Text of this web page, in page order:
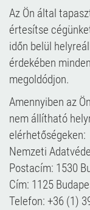
Az Ön által
értesítse
időn belül
érdekében
megoldódjon.
Amennyiben az
nem állítható
elérhetőségeken:
Nemzeti
Postacím: 1530
Cím: 1125
Telefon: +36 (1)